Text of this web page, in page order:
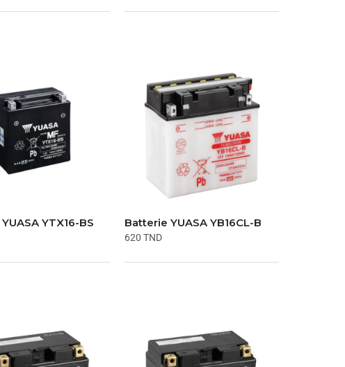
YTX16-BS Batterie YUASA YB16CL-B
620TND